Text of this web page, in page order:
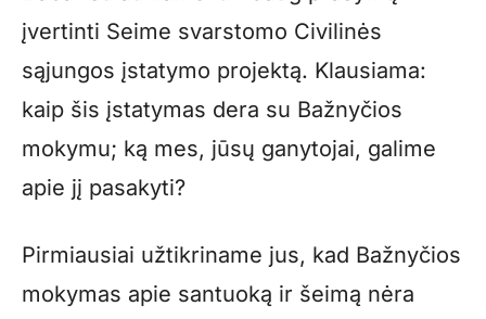
įvertinti Seime svarstomo Civilinės
sąjungos įstatymo projektą. Klausiama:
kaip šis įstatymas dera su Bažnyčios
mokymu; ką mes, jūsų ganytojai, galime
apie jį pasakyti?
Pirmiausiai užtikriname jus, kad Bažnyčios
mokymas apie santuoką ir šeimą nėra